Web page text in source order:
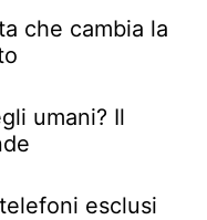
che cambia la
umani? Il
esclusi